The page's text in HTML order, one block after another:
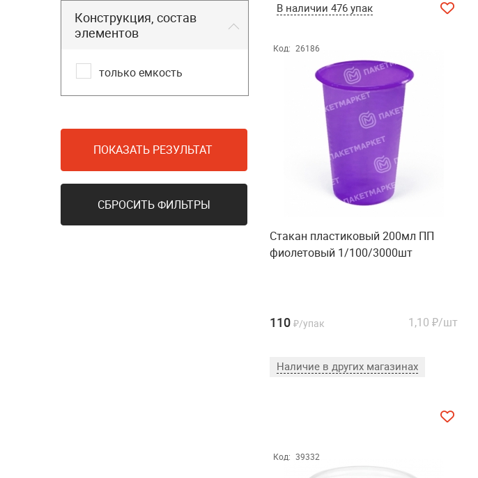
Конструкция, состав
элементов
только емкость
ПОКАЗАТЬ РЕЗУЛЬТАТ
СБРОСИТЬ ФИЛЬТРЫ
В наличии 476 упак
Код: 26186
Стакан пластиковый 200мл ПП
фиолетовый 1/100/3000шт
110 ₽/упак 1,10 ₽/шт
Наличие в других магазинах
Код: 39332